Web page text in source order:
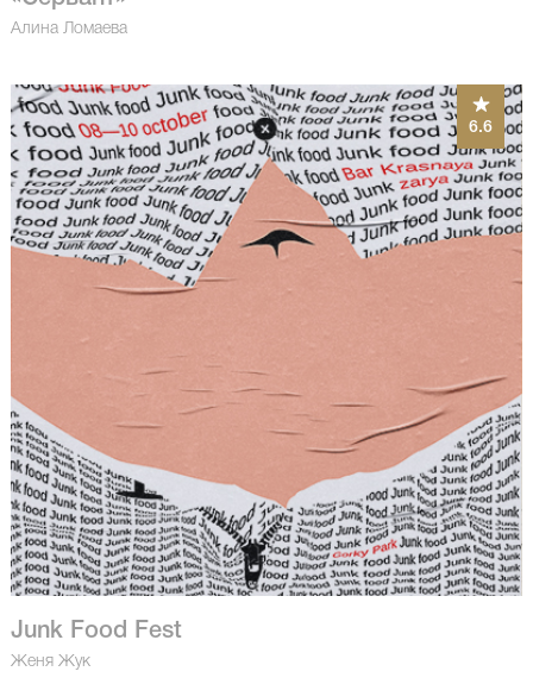
Алина Ломаева
6.6
Junk Food Fest
Женя Жук